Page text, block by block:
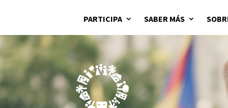
PARTICIPA SABER MÁS